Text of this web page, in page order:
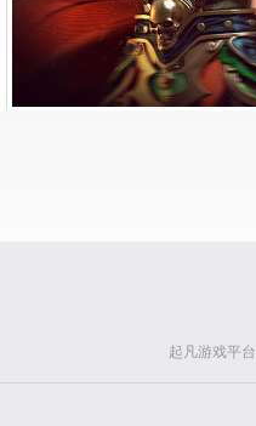
起凡游戏平台